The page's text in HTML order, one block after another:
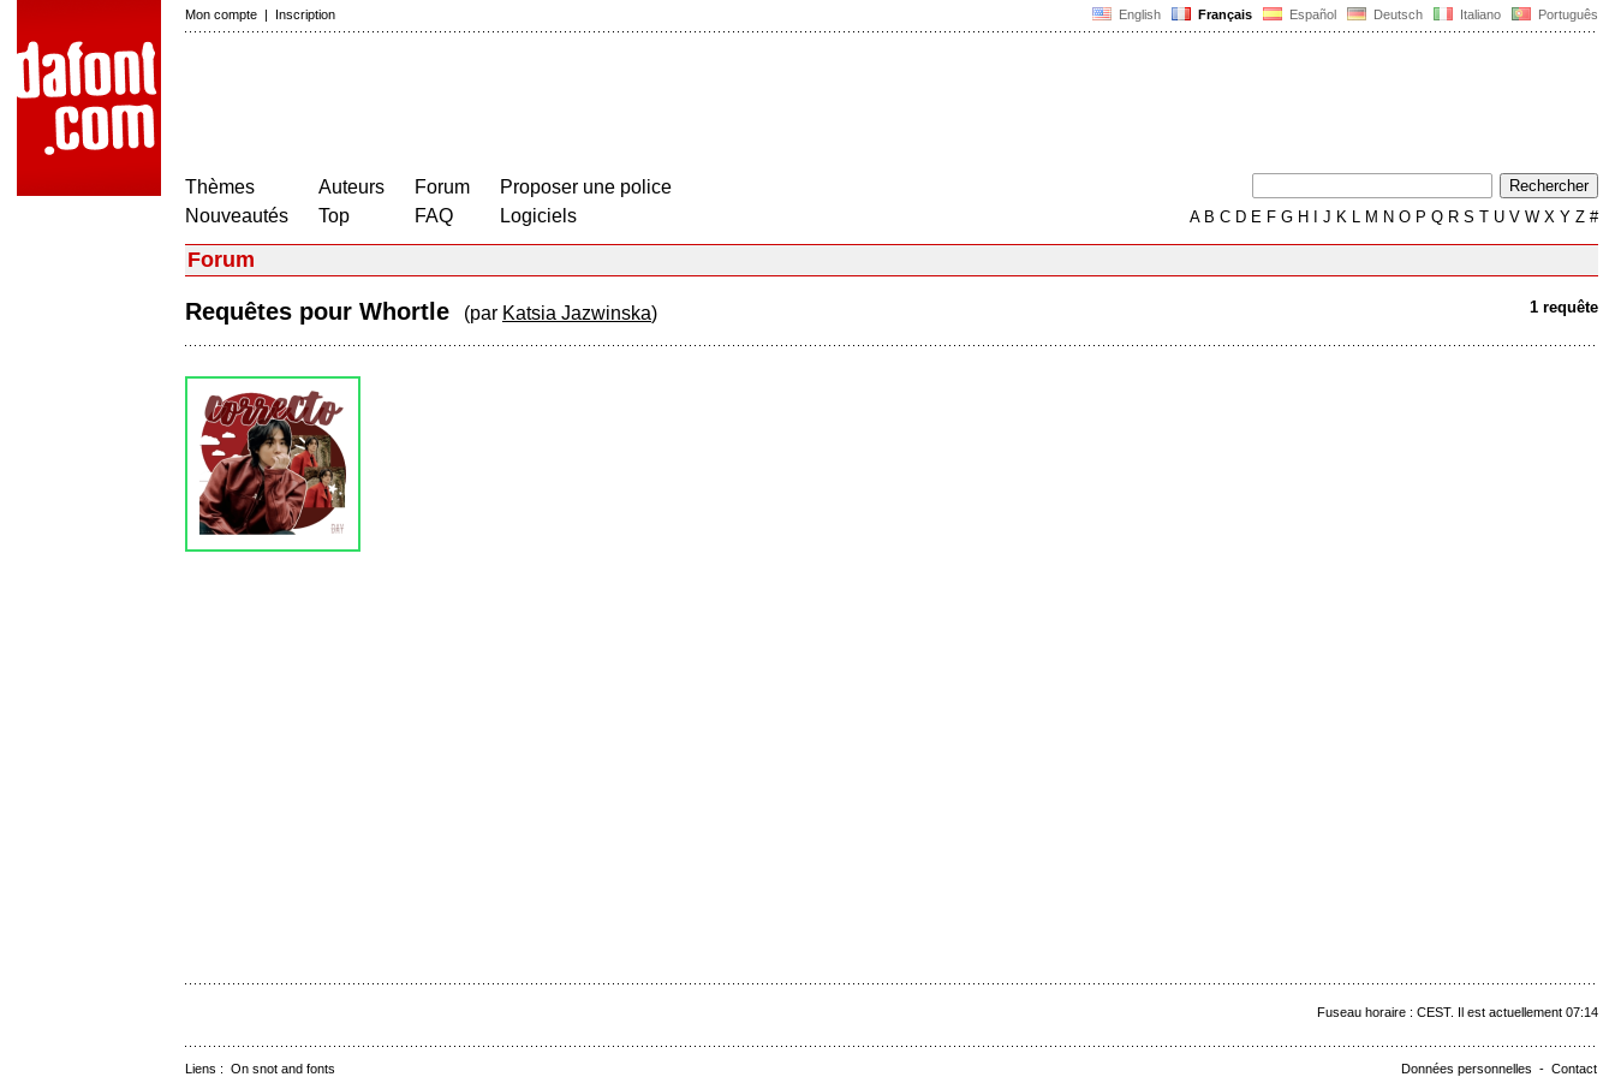
English Français Español Deutsch Italiano Português
Mon compte | Inscription
Thèmes
Nouveautés
Auteurs
Top
Forum
FAQ
Proposer une police
Logiciels
AB C D E F G H J K L M N O P Q R S T U V W X Y Z #
Forum
1 requête
Requêtes pour Whortle (par Katsia Jazwinska)
Fuseau horaire : CEST. Il est actuellement 07:14
Données personnelles - Contact
Liens : On snot and fonts